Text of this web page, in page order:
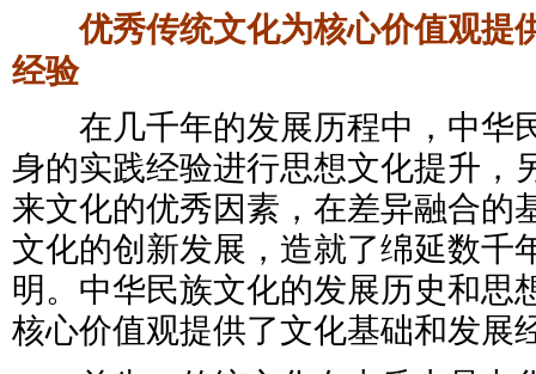
优秀传统文化为核心价值观提
经验
在几千年的发展历程中，中华
身的实践经验进行思想文化提升，
来文化的优秀因素，在差异融合的
文化的创新发展，造就了绵延数千
明。中华民族文化的发展历史和思
核心价值观提供了文化基础和发展